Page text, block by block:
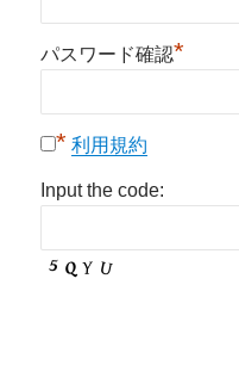
パスワード確認*
* 利用規約
Input the code: